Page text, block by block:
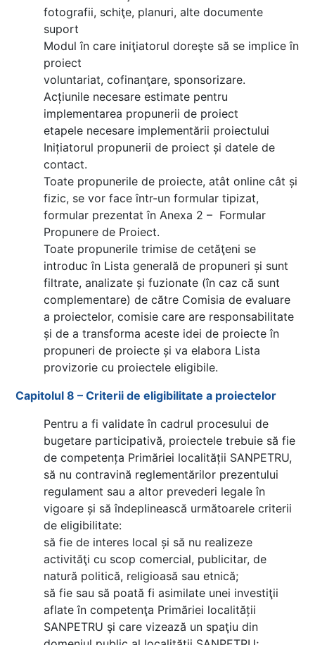
fotografii, schiţe, planuri, alte documente
suport
Modul în care iniţiatorul doreşte să se implice în
proiect
voluntariat, cofinanţare, sponsorizare.
Acțiunile necesare estimate pentru
implementarea propunerii de proiect
etapele necesare implementării proiectului
Inițiatorul propunerii de proiect și datele de
contact.
Toate propunerile de proiecte, atât online cât și
fizic, se vor face într-un formular tipizat,
formular prezentat în Anexa 2 – Formular
Propunere de Proiect.
Toate propunerile trimise de cetăţeni se
introduc în Lista generală de propuneri și sunt
filtrate, analizate și fuzionate (în caz că sunt
complementare) de către Comisia de evaluare
a proiectelor, comisie care are responsabilitate
și de a transforma aceste idei de proiecte în
propuneri de proiecte și va elabora Lista
provizorie cu proiectele eligibile.
Capitolul 8 – Criterii de eligibilitate a proiectelor
Pentru a fi validate în cadrul procesului de
bugetare participativă, proiectele trebuie să fie
de competența Primăriei localității SANPETRU,
să nu contravină reglementărilor prezentului
regulament sau a altor prevederi legale în
vigoare și să îndeplinească următoarele criterii
de eligibilitate:
să fie de interes local și să nu realizeze
activităţi cu scop comercial, publicitar, de
natură politică, religioasă sau etnică;
să fie sau să poată fi asimilate unei investiţii
aflate în competenţa Primăriei localității
SANPETRU şi care vizează un spaţiu din